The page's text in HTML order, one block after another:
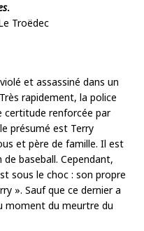
.
Troëdec
et assassiné dans un
rapidement, la police
certitude renforcée par
présumé est Terry
et père de famille. Il est
baseball. Cependant,
sous le choc : son propre
». Sauf que ce dernier a
moment du meurtre du